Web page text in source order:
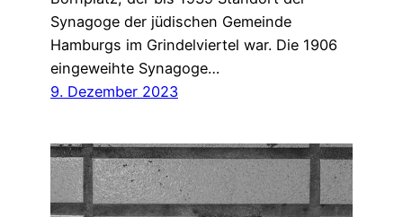
Synagoge der jüdischen Gemeinde
Hamburgs im Grindelviertel war. Die 1906
eingeweihte Synagoge…
9. Dezember 2023